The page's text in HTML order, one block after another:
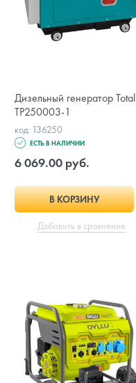
Дизельный генератор Total
TP250003-1
код: 136250
ЕСТЬ В НАЛИЧИИ
6 069.00 руб.
В КОРЗИНУ
Добавить в сравнение